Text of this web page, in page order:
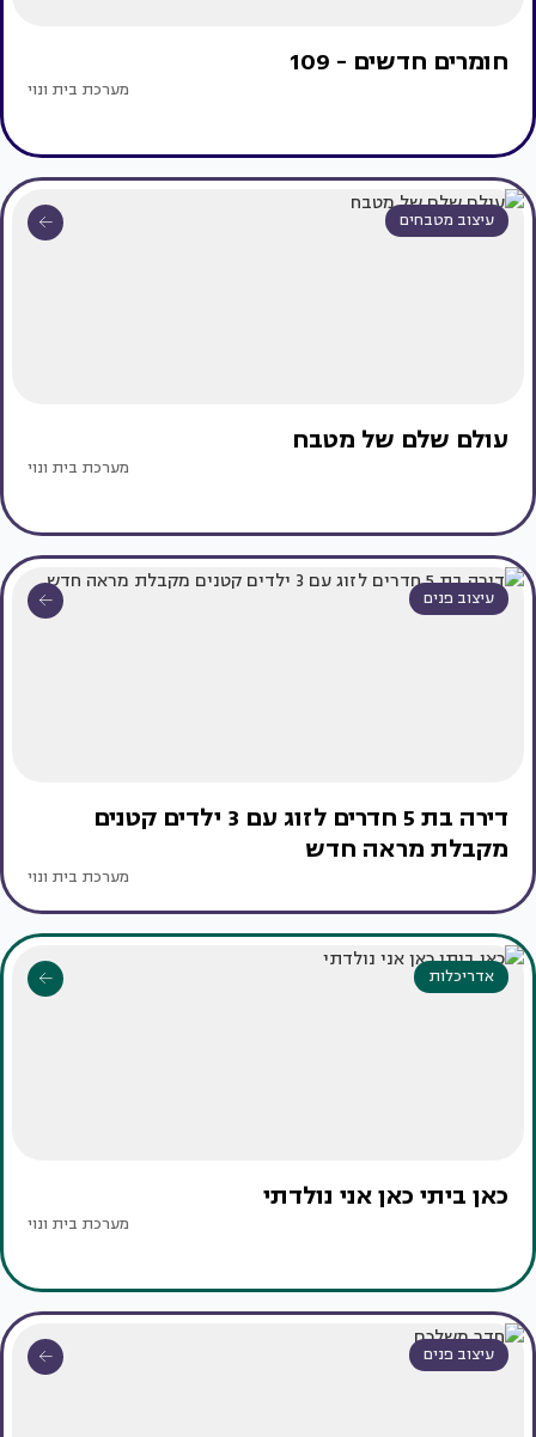
חומרים חדשים - 109
מערכת בית ונוי
עיצוב מטבחים
עולם שלם של מטבח
מערכת בית ונוי
עיצוב פנים
דירה בת 5 חדרים לזוג עם 3 ילדים קטנים
מקבלת מראה חדש
מערכת בית ונוי
אדריכלות
כאן ביתי כאן אני נולדתי
מערכת בית ונוי
עיצוב פנים